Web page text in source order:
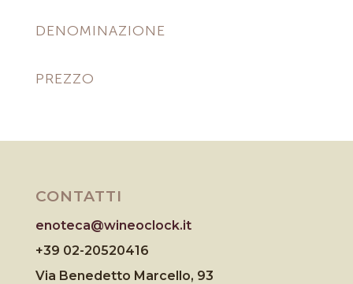
DENOMINAZIONE
PREZZO
CONTATTI
enoteca@wineoclock.it
+39 02-20520416
Via Benedetto Marcello, 93